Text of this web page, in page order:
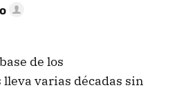
de los
varias décadas sin